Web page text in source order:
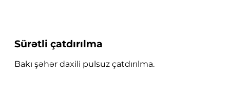
Sürətli çatdırılma
Bakı şəhər daxili pulsuz çatdırılma.